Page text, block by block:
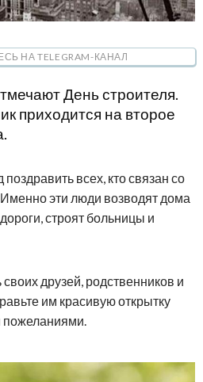
НА TELEGRAM-КАНАЛ
День строителя.
приходится на второе
всех, кто связан со
эти люди возводят дома
строят больницы и
друзей, родственников и
им красивую открытку
пожеланиями.